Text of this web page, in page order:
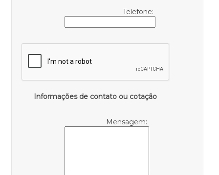
Telefone:
Informações de contato ou cotação
Mensagem: